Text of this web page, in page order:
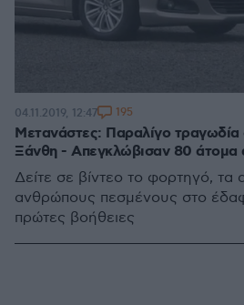
Μετανάστες: Παραλίγο
Ξάνθη - Απεγκλώβισαν 80 άτομα
Δείτε σε βίντεο το φορτηγό, τα
ανθρώπους πεσμένους στο
πρώτες βοήθειες
04.11.2019, 12:47 195